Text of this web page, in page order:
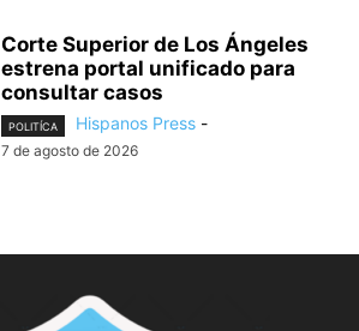
Corte Superior de Los Ángeles
estrena portal unificado para
consultar casos
POLITÍCA Hispanos Press -
7 de agosto de 2026